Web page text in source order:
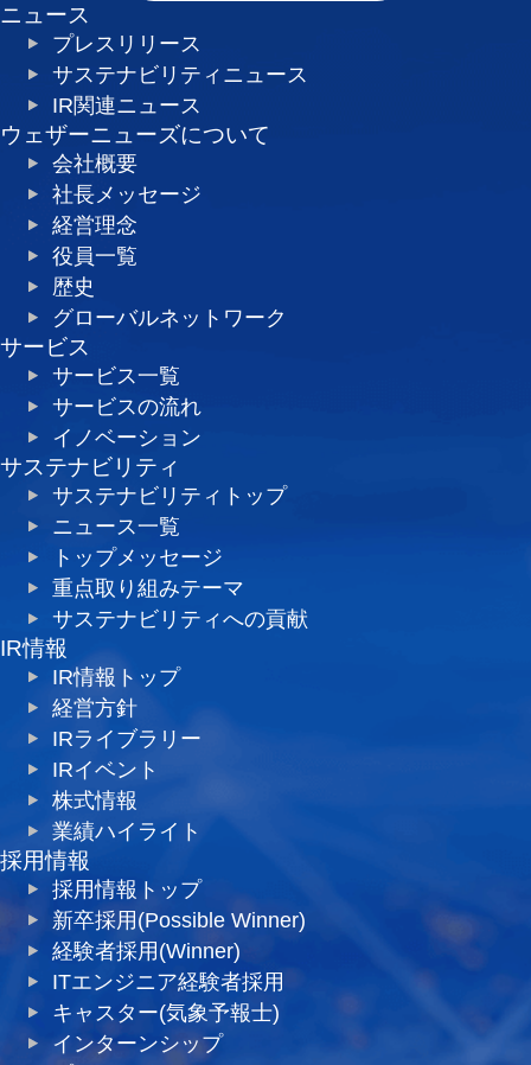
ニュース
プレスリリース
サステナビリティニュース
IR関連ニュース
ウェザーニューズについて
会社概要
社長メッセージ
経営理念
役員一覧
歴史
グローバルネットワーク
サービス
サービス一覧
サービスの流れ
イノベーション
サステナビリティ
サステナビリティトップ
ニュース一覧
トップメッセージ
重点取り組みテーマ
サステナビリティへの貢献
IR情報
IR情報トップ
経営方針
IRライブラリー
IRイベント
株式情報
業績ハイライト
採用情報
採用情報トップ
新卒採用(Possible Winner)
経験者採用(Winner)
ITエンジニア経験者採用
キャスター(気象予報士)
インターンシップ